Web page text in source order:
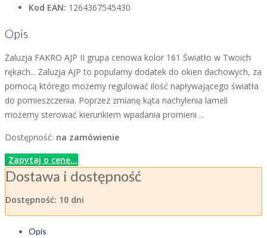
Kod EAN: 1264367545430
Opis
Żaluzja FAKRO AJP II grupa cenowa kolor 161 Światło w Twoich
rękach... Żaluzja AJP to popularny dodatek do okien dachowych, za
pomocą którego możemy regulować ilość napływającego światła
do pomieszczenia. Poprzez zmianę kąta nachylenia lameli
możemy sterować kierunkiem wpadania promieni ...
Dostępność: na zamówienie
Zapytaj o cenę...
Dostawa i dostępność
Dostępność: 10 dni
Opis